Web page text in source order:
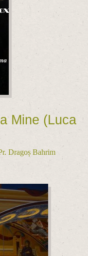
Mine (Luca
Dragoș Bahrim